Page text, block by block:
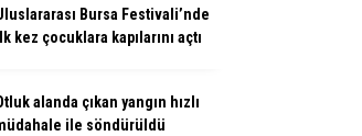
Bursa Festivali’nde
kez çocuklara kapılarını açtı
alanda çıkan yangın hızlı
ile söndürüldü